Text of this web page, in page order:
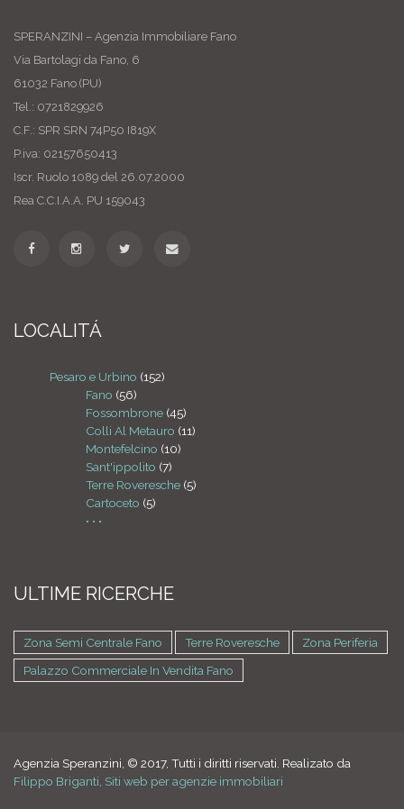
SPERANZINI – Agenzia Immobiliare Fano
Via Bartolagi da Fano, 6
61032 Fano (PU)
Tel.: 0721829926
C.F.: SPR SRN 74P50 I819X
P.iva: 02157650413
Iscr. Ruolo 1089 del 26.07.2000
Rea C.C.I.A.A. PU 159043
LOCALITÁ
Pesaro e Urbino (152)
Fano (56)
Fossombrone (45)
Colli Al Metauro (11)
Montefelcino (10)
Sant'ippolito (7)
Terre Roveresche (5)
Cartoceto (5)
• • •
ULTIME RICERCHE
Zona Semi Centrale Fano Terre Roveresche
Zona Periferia
Palazzo Commerciale In Vendita Fano
Agenzia Speranzini, © 2017, Tutti i diritti riservati. Realizato da
Filippo Briganti, Siti web per agenzie immobiliari